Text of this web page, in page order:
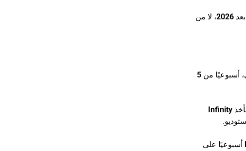
2026، لا من
أسبوعيًا من 5
Infinity
أسبوعيًا على